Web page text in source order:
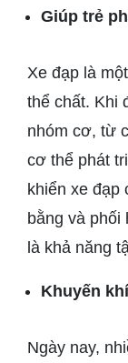
Giúp trẻ
Xe đạp là
thể chất. Khi
nhóm cơ, từ
cơ thể phát
khiển xe đạp
bằng và phối
là khả năng
Khuyến
Ngày nay,